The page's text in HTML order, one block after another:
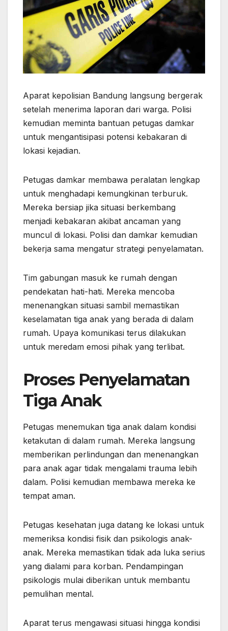
Aparat kepolisian Bandung langsung bergerak
setelah menerima laporan dari warga. Polisi
kemudian meminta bantuan petugas damkar
untuk mengantisipasi potensi kebakaran di
lokasi kejadian.
Petugas damkar membawa peralatan lengkap
untuk menghadapi kemungkinan terburuk.
Mereka bersiap jika situasi berkembang
menjadi kebakaran akibat ancaman yang
muncul di lokasi. Polisi dan damkar kemudian
bekerja sama mengatur strategi penyelamatan.
Tim gabungan masuk ke rumah dengan
pendekatan hati-hati. Mereka mencoba
menenangkan situasi sambil memastikan
keselamatan tiga anak yang berada di dalam
rumah. Upaya komunikasi terus dilakukan
untuk meredam emosi pihak yang terlibat.
Proses Penyelamatan
Tiga Anak
Petugas menemukan tiga anak dalam kondisi
ketakutan di dalam rumah. Mereka langsung
memberikan perlindungan dan menenangkan
para anak agar tidak mengalami trauma lebih
dalam. Polisi kemudian membawa mereka ke
tempat aman.
Petugas kesehatan juga datang ke lokasi untuk
memeriksa kondisi fisik dan psikologis anak-
anak. Mereka memastikan tidak ada luka serius
yang dialami para korban. Pendampingan
psikologis mulai diberikan untuk membantu
pemulihan mental.
Aparat terus mengawasi situasi hingga kondisi